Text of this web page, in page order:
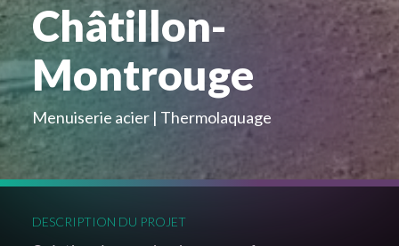
Châtillon-
Montrouge
Menuiserie acier Thermolaquage
DESCRIPTION DU PROJET